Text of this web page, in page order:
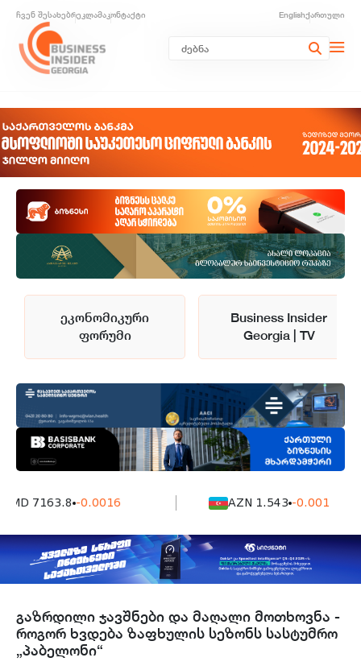
ჩვენ შესახებრეკლამაკონტაქტი Englishქართული
ეკონომიკური
ფორუმი
Business Insider
Georgia | TV
7163.8 -0.0016 AZN 1.543 -0.001
გაზრდილი ჯავშნები და მაღალი მოთხოვნა -
როგორ ხვდება ზაფხულის სეზონს სასტუმრო
„პაბელონი“